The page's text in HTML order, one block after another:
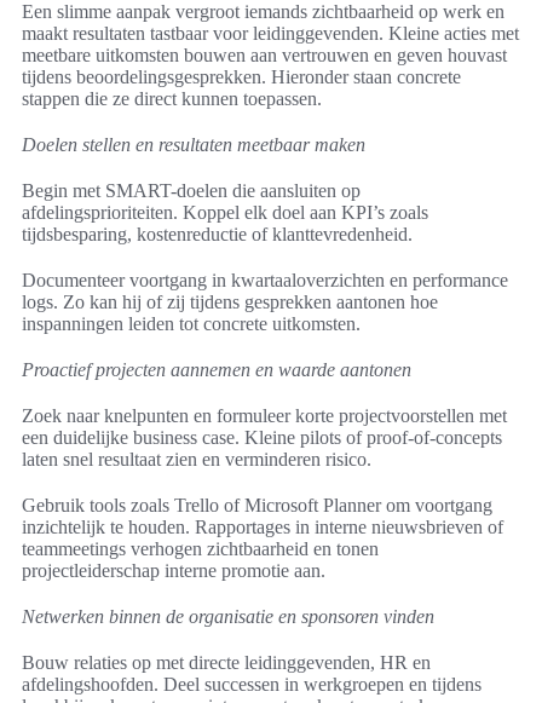
Een slimme aanpak vergroot iemands zichtbaarheid op werk en
maakt resultaten tastbaar voor leidinggevenden. Kleine acties met
meetbare uitkomsten bouwen aan vertrouwen en geven houvast
tijdens beoordelingsgesprekken. Hieronder staan concrete
stappen die ze direct kunnen toepassen.
Doelen stellen en resultaten meetbaar maken
Begin met SMART-doelen die aansluiten op
afdelingsprioriteiten. Koppel elk doel aan KPI’s zoals
tijdsbesparing, kostenreductie of klanttevredenheid.
Documenteer voortgang in kwartaaloverzichten en performance
logs. Zo kan hij of zij tijdens gesprekken aantonen hoe
inspanningen leiden tot concrete uitkomsten.
Proactief projecten aannemen en waarde aantonen
Zoek naar knelpunten en formuleer korte projectvoorstellen met
een duidelijke business case. Kleine pilots of proof-of-concepts
laten snel resultaat zien en verminderen risico.
Gebruik tools zoals Trello of Microsoft Planner om voortgang
inzichtelijk te houden. Rapportages in interne nieuwsbrieven of
teammeetings verhogen zichtbaarheid en tonen
projectleiderschap interne promotie aan.
Netwerken binnen de organisatie en sponsoren vinden
Bouw relaties op met directe leidinggevenden, HR en
afdelingshoofden. Deel successen in werkgroepen en tijdens